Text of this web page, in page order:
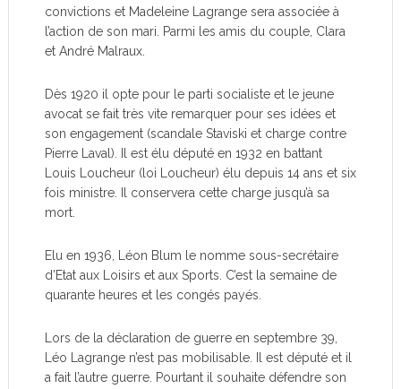
convictions et Madeleine Lagrange sera associée à
l’action de son mari. Parmi les amis du couple, Clara
et André Malraux.
Dès 1920 il opte pour le parti socialiste et le jeune
avocat se fait très vite remarquer pour ses idées et
son engagement (scandale Staviski et charge contre
Pierre Laval). Il est élu député en 1932 en battant
Louis Loucheur (loi Loucheur) élu depuis 14 ans et six
fois ministre. Il conservera cette charge jusqu’à sa
mort.
Elu en 1936, Léon Blum le nomme sous-secrétaire
d’Etat aux Loisirs et aux Sports. C’est la semaine de
quarante heures et les congés payés.
Lors de la déclaration de guerre en septembre 39,
Léo Lagrange n’est pas mobilisable. Il est député et il
a fait l’autre guerre. Pourtant il souhaite défendre son